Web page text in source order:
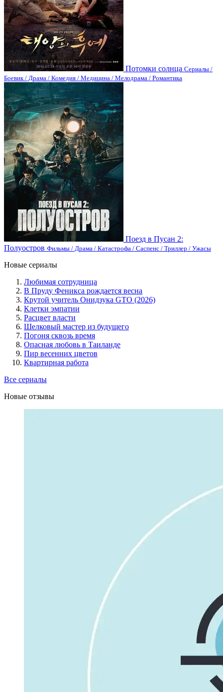
Потомки солнца Сериалы /
Боевик / Драма / Комедия / Медицина / Мелодрама / Романтика
Поезд в Пусан 2:
Полуостров Фильмы / Драма / Катастрофа / Саспенс / Триллер / Ужасы
Новые сериалы
Любимая сотрудница
В Пруду Феникса рождается весна
Крутой учитель Онидзука GTO (2026)
Клетки эмпатии
Расцвет власти
Шелковый мастер из будущего
Погоня сквозь время
Опасная любовь в Таиланде
Пир весенних цветов
Квартирная работа
Все сериалы
Новые отзывы